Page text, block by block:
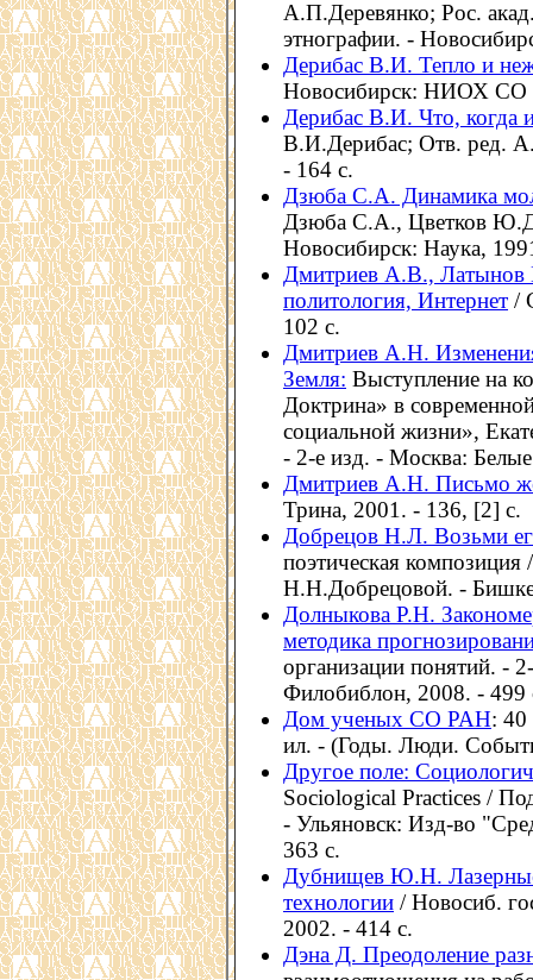
А.П.Деревянко; Рос.
этнографии. -
Дерибас В.И. Тепло и
Новосибирск: НИОХ СО
Дерибас В.И. Что, когда
В.И.Дерибас; Отв. ред.
- 164 с.
Дзюба С.А. Динамика
Дзюба С.А., Цветков
Новосибирск: Наука,
Дмитриев А.В., Латынов
политология, Интернет /
102 с.
Дмитриев А.Н.
Земля: Выступление на
Доктрина» в
социальной жизни»,
- 2-е изд. - Москва:
Дмитриев А.Н. Письмо
Трина, 2001. - 136, [2] с.
Добрецов Н.Л. Возьми
поэтическая
Н.Н.Добрецовой. -
Долныкова Р.Н.
методика
организации понятий. -
Филобиблон, 2008. - 499
Дом ученых СО РАН: 40
ил. - (Годы. Люди.
Другое поле:
Sociological Practices /
- Ульяновск: Изд-во
363 с.
Дубнищев Ю.Н. Лазерные
технологии / Новосиб.
2002. - 414 с.
Дэна Д. Преодоление